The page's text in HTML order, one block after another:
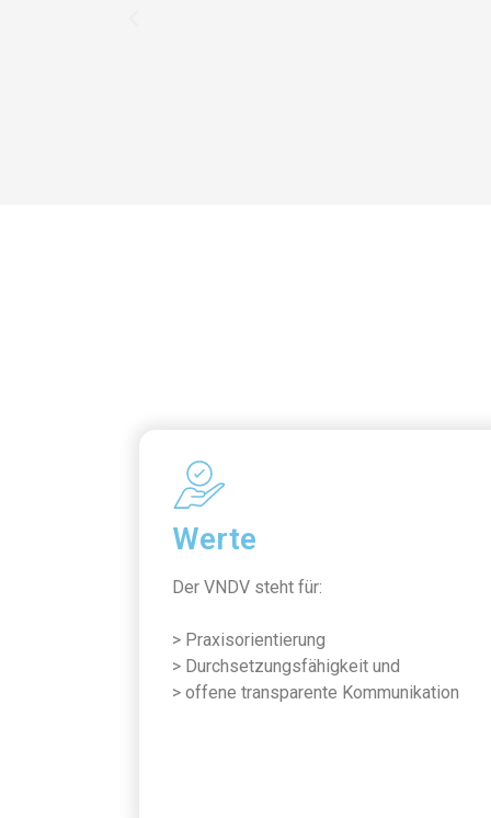
Werte
Der VNDV steht für:
> Praxisorientierung
> Durchsetzungsfähigkeit und
> offene transparente Kommunikation